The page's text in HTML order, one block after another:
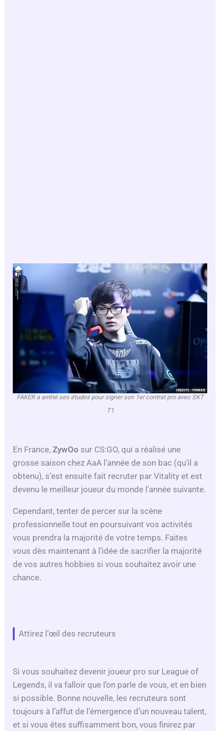
FAKER a arrêté ses études pour signer son 1er contrat pro avec SKT
T1
En France, ZywOo sur CS:GO, qui a réalisé une
grosse saison chez AaA l’année de son bac (qu’il a
obtenu), s’est ensuite fait recruter par Vitality et est
devenu le meilleur joueur du monde l’année suivante.
Cependant, tenter de percer sur la scène
professionnelle tout en poursuivant vos activités
vous prendra la majorité de votre temps. Faites
vous dès maintenant à l’idée de sacrifier la majorité
de vos autres hobbies si vous souhaitez avoir une
chance.
Attirez l’œil des recruteurs
Si vous souhaitez devenir joueur pro sur League of
Legends, il va falloir que l’on parle de vous, et en bien
si possible. Bonne nouvelle, les recruteurs sont
toujours à l’affut de l’émergence d’un nouveau talent,
et si vous êtes suffisamment bon, vous finirez par